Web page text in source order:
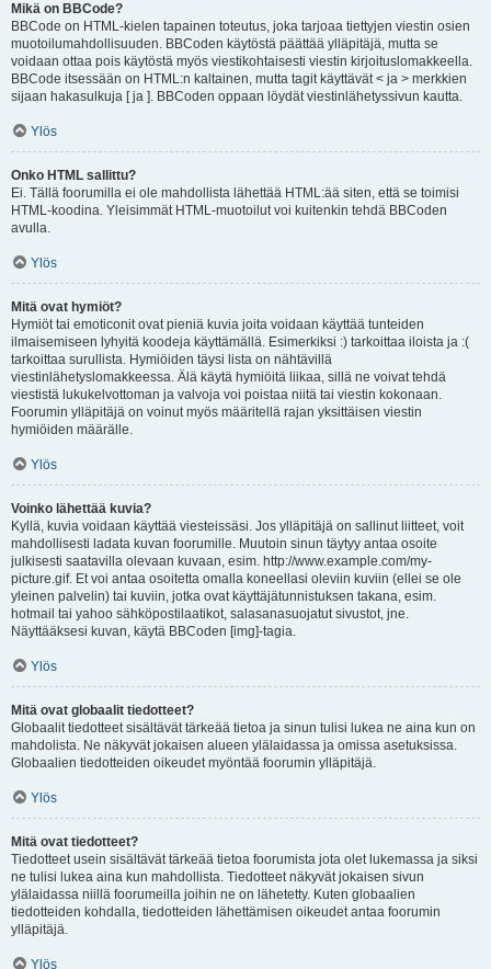
Mikä on BBCode?
BBCode on HTML-kielen tapainen toteutus, joka tarjoaa tiettyjen viestin osien
muotoilumahdollisuuden. BBCoden käytöstä päättää ylläpitäjä, mutta se
voidaan ottaa pois käytöstä myös viestikohtaisesti viestin kirjoituslomakkeella.
BBCode itsessään on HTML:n kaltainen, mutta tagit käyttävät < ja > merkkien
sijaan hakasulkuja [ ja ]. BBCoden oppaan löydät viestinlähetyssivun kautta.
Ylös
Onko HTML sallittu?
Ei. Tällä foorumilla ei ole mahdollista lähettää HTML:ää siten, että se toimisi
HTML-koodina. Yleisimmät HTML-muotoilut voi kuitenkin tehdä BBCoden
avulla.
Ylös
Mitä ovat hymiöt?
Hymiöt tai emoticonit ovat pieniä kuvia joita voidaan käyttää tunteiden
ilmaisemiseen lyhyitä koodeja käyttämällä. Esimerkiksi :) tarkoittaa iloista ja :(
tarkoittaa surullista. Hymiöiden täysi lista on nähtävillä
viestinlähetyslomakkeessa. Älä käytä hymiöitä liikaa, sillä ne voivat tehdä
viestistä lukukelvottoman ja valvoja voi poistaa niitä tai viestin kokonaan.
Foorumin ylläpitäjä on voinut myös määritellä rajan yksittäisen viestin
hymiöiden määrälle.
Ylös
Voinko lähettää kuvia?
Kyllä, kuvia voidaan käyttää viesteissäsi. Jos ylläpitäjä on sallinut liitteet, voit
mahdollisesti ladata kuvan foorumille. Muutoin sinun täytyy antaa osoite
julkisesti saatavilla olevaan kuvaan, esim. http://www.example.com/my-
picture.gif. Et voi antaa osoitetta omalla koneellasi oleviin kuviin (ellei se ole
yleinen palvelin) tai kuviin, jotka ovat käyttäjätunnistuksen takana, esim.
hotmail tai yahoo sähköpostilaatikot, salasanasuojatut sivustot, jne.
Näyttääksesi kuvan, käytä BBCoden [img]-tagia.
Ylös
Mitä ovat globaalit tiedotteet?
Globaalit tiedotteet sisältävät tärkeää tietoa ja sinun tulisi lukea ne aina kun on
mahdolista. Ne näkyvät jokaisen alueen ylälaidassa ja omissa asetuksissa.
Globaalien tiedotteiden oikeudet myöntää foorumin ylläpitäjä.
Ylös
Mitä ovat tiedotteet?
Tiedotteet usein sisältävät tärkeää tietoa foorumista jota olet lukemassa ja siksi
ne tulisi lukea aina kun mahdollista. Tiedotteet näkyvät jokaisen sivun
ylälaidassa niillä foorumeilla joihin ne on lähetetty. Kuten globaalien
tiedotteiden kohdalla, tiedotteiden lähettämisen oikeudet antaa foorumin
ylläpitäjä.
Ylös